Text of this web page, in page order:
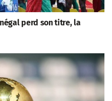
perd son titre, la